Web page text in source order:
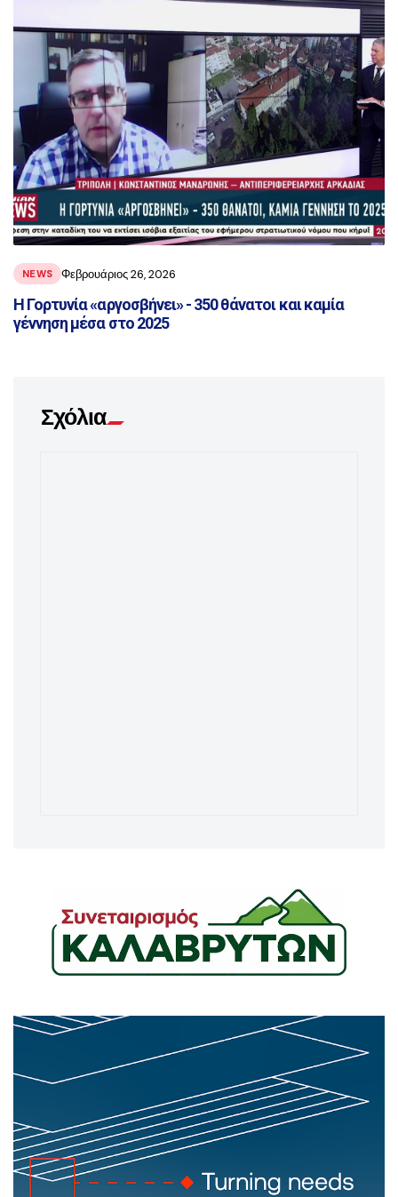
NEWS Φεβρουάριος 26, 2026
Η Γορτυνία «αργοσβήνει» - 350 θάνατοι και καμία
γέννηση μέσα στο 2025
Σχόλια